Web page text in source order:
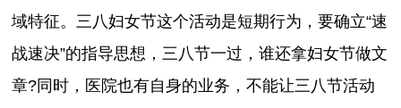
域特征。三八妇女节这个活动是短期行为，要确立“速
战速决”的指导思想，三八节一过，谁还拿妇女节做文
章?同时，医院也有自身的业务，不能让三八节活动